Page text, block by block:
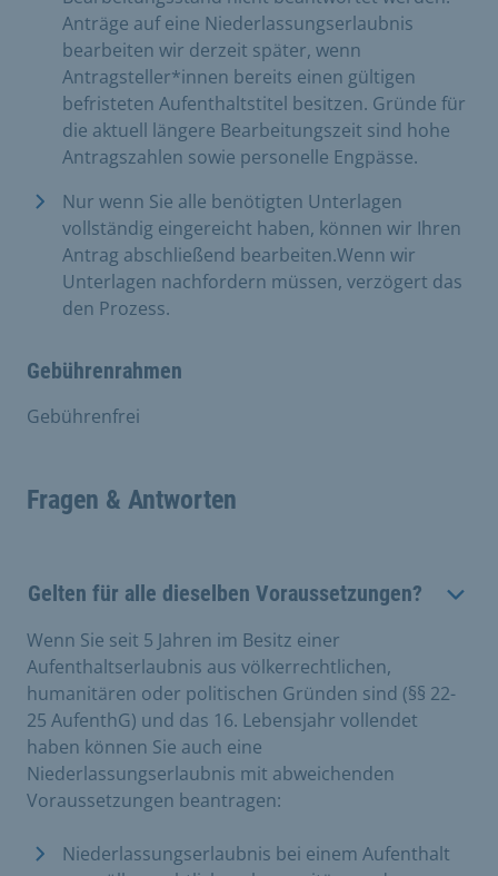
Anträge auf eine Niederlassungserlaubnis
bearbeiten wir derzeit später, wenn
Antragsteller*innen bereits einen gültigen
befristeten Aufenthaltstitel besitzen. Gründe für
die aktuell längere Bearbeitungszeit sind hohe
Antragszahlen sowie personelle Engpässe.
Nur wenn Sie alle benötigten Unterlagen
vollständig eingereicht haben, können wir Ihren
Antrag abschließend bearbeiten.Wenn wir
Unterlagen nachfordern müssen, verzögert das
den Prozess.
Gebührenrahmen
Gebührenfrei
Fragen & Antworten
Gelten für alle dieselben Voraussetzungen?
Wenn Sie seit 5 Jahren im Besitz einer
Aufenthaltserlaubnis aus völkerrechtlichen,
humanitären oder politischen Gründen sind (§§ 22-
25 AufenthG) und das 16. Lebensjahr vollendet
haben können Sie auch eine
Niederlassungserlaubnis mit abweichenden
Voraussetzungen beantragen:
Niederlassungserlaubnis bei einem Aufenthalt